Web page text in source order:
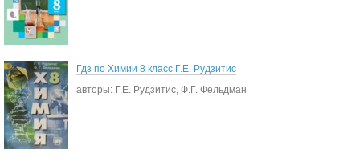
Гдз по Химии 8 класс Г.Е. Рудзитис
авторы: Г.Е. Рудзитис, Ф.Г. Фельдман